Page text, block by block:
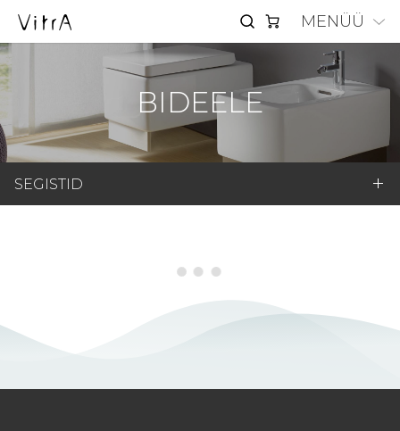
MENÜÜ
BIDEELE
SEGISTID